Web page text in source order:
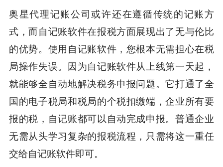
奥星代理记账公司或许还在遵循传统的记账方
式，而自记账软件在报税方面展现出了无与伦比
的优势。使用自记账软件，您根本无需担心在税
局操作失误。因为自记账软件从上线第一天起，
就能够全自动地解决税务申报问题。它打通了全
国的电子税局和税局的个税扣缴端，企业所有要
报的税，自记账都可以自动完成申报。普通企业
无需从头学习复杂的报税流程，只需将这一重任
交给自记账软件即可。